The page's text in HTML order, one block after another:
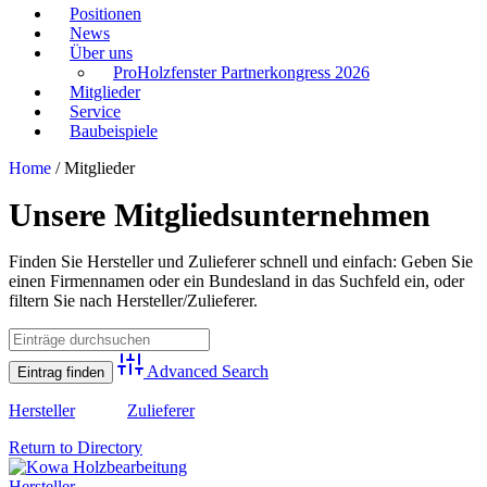
Positionen
News
Über uns
ProHolzfenster Partnerkongress 2026
Mitglieder
Service
Baubeispiele
Home /Mitglieder
Unsere Mitgliedsunternehmen
Finden Sie Hersteller und Zulieferer schnell und einfach: Geben Sie
einen Firmennamen oder ein Bundesland in das Suchfeld ein, oder
filtern Sie nach Hersteller/Zulieferer.
Advanced Search
Hersteller
Zulieferer
Return to Directory